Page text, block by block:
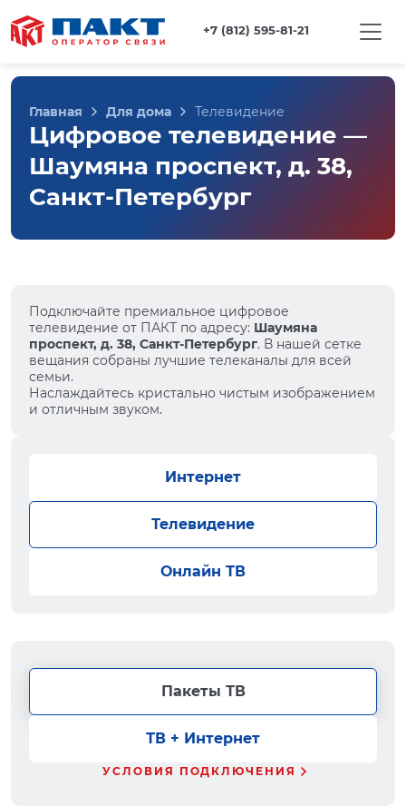
+7 (812) 595-81-21
Главная Для дома Телевидение
Цифровое телевидение —
Шаумяна проспект, д. 38,
Санкт-Петербург
Подключайте премиальное цифровое
телевидение от ПАКТ по адресу: Шаумяна
проспект, д. 38, Санкт-Петербург. В нашей сетке
вещания собраны лучшие телеканалы для всей
семьи.
Наслаждайтесь кристально чистым изображением
и отличным звуком.
Интернет
Телевидение
Онлайн ТВ
Пакеты ТВ
ТВ + Интернет
УСЛОВИЯ ПОДКЛЮЧЕНИЯ